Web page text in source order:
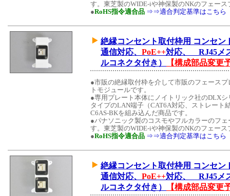
す。東芝製のWIDE-iや神保製のNKのフェー
●RoHS指令適合品 ⇒⇒適合判定基準はこちら
絶縁コンセント取付枠用 コンセ
通信対応、 PoE++対応、 RJ45メ
ルコネクタ付き）
【構成部品変更
●市販の絶縁取付枠を介して市販のフェース
トモジュールです。
●専用プレート本体にノイトリック社のDLX
タイプのLAN端子（CAT6A対応、ストレート
C6AS-BKを組み込んだ商品です。
●パナソニック製のコスモやフルカラーのフ
す。東芝製のWIDE-iや神保製のNKのフェー
●RoHS指令適合品 ⇒⇒適合判定基準はこちら
絶縁コンセント取付枠用 コンセ
通信対応、 PoE++対応、 RJ45メ
ルコネクタ付き）
【構成部品変更